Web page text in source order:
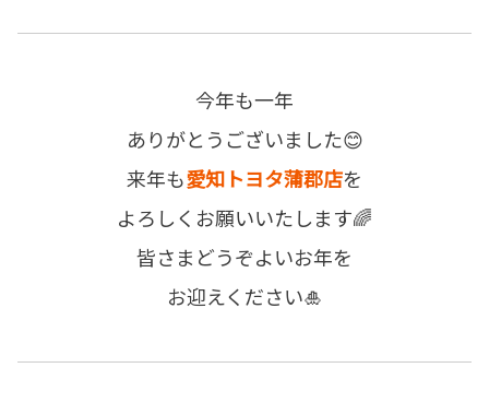
今年も一年
ありがとうございました😊
来年も愛知トヨタ蒲郡店を
よろしくお願いいたします🌈
皆さまどうぞよいお年を
お迎えください🎍